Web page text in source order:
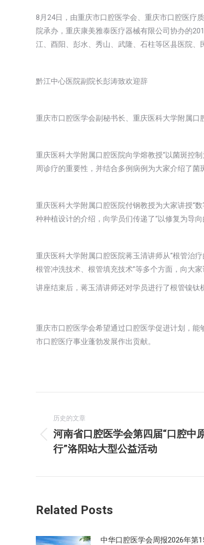
8月24日，由重庆市口腔医学会、重庆市口腔医疗
院承办，重庆康美雅泰医疗器械有限公司协办的
江、酉阳、彭水、秀山、武隆、石柱等区县医院、
黔江中心医院副院长彭涛致欢迎辞
重庆市口腔医学会副秘书长、重庆医科大学附属口
重庆医科大学附属口腔医院向学熔教授“以菌斑控
周诊疗的重要性，并结合多例病例为大家介绍了菌
重庆医科大学附属口腔医院付钢教授为大家讲授“
种种植设计的介绍，向学员们传递了“以修复为导向
重庆医科大学附属口腔医院蒋玉清讲师从“根管治
根管冲洗技术、根管填充技术”等多个方面，向大
讲座结束后，蒋玉清讲师还对学员进行了根管镍钛
重庆市口腔医学会希望通过口腔医学促进计划，
市口腔医疗事业蓬勃发展作出贡献。
章
导
历史的文章
历
史
河南省口腔医学会第四届“口腔中
行”洛阳站大型公益活动
Related Posts
中华口腔医学会周报2026年第